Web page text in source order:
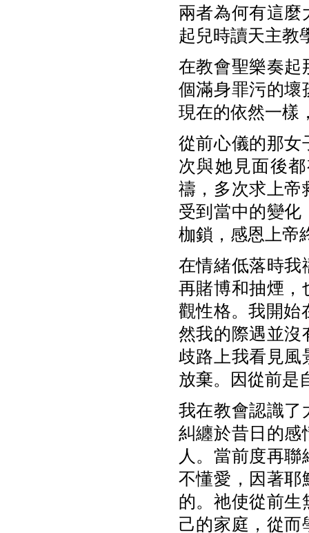
兩者為何有這麼
起兒時讀天主教
在教會聖樂奏起
個滿身罪污的壞
現在的依然一樣
從前心儀的那女
次與她見面後
禱，多次求上帝
受到當中的變化
枷鎖，感恩上帝
在情緒低落時我
再賭博和抽煙，
觀性格。我開始
然我的際遇並沒
歧路上我看見風
放棄。因從前
我在教會認識了
糾纏於昔日的感
人。當前度再
不懂愛，因著耶
的。祂使從前生
己的家庭，從而